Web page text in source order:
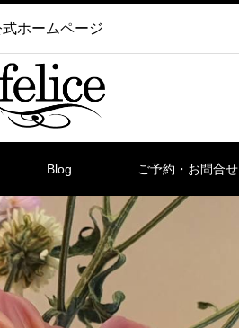
ホームページ
Blog ご予約・お問合せ